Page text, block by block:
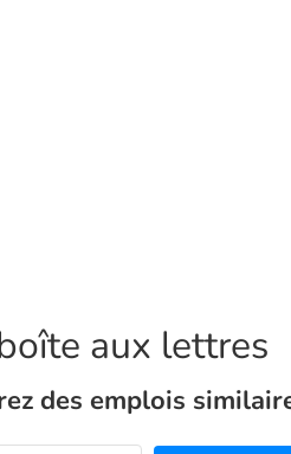
aux lettres
des emplois